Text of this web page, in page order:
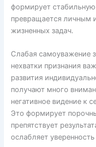
формирует
превращается личным
жизненных задач.
Слабая самоуважение
нехватки признания
развития
получают много
негативное видение к
Это формирует
препятствует
ослабляет